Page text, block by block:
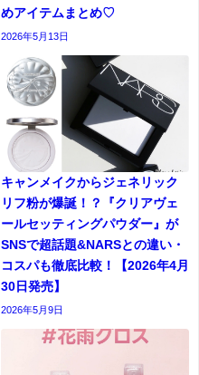
めアイテムまとめ♡
2026年5月13日
キャンメイクからジェネリック
リフ粉が爆誕！？『クリアヴェ
ールセッティングパウダー』が
SNSで超話題&NARSとの違い・
コスパも徹底比較！【2026年4月
30日発売】
2026年5月9日